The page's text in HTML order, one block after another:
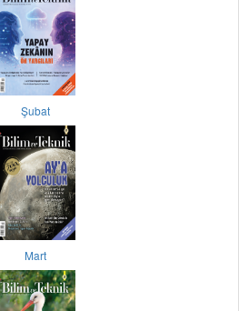
Şubat
Mart